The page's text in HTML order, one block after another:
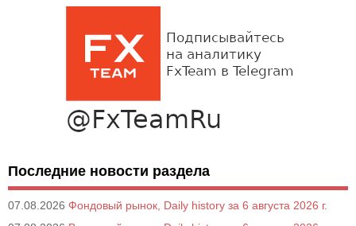
Последние новости раздела
07.08.2026 Фондовый рынок, Daily history за 6 августа 2026 г.